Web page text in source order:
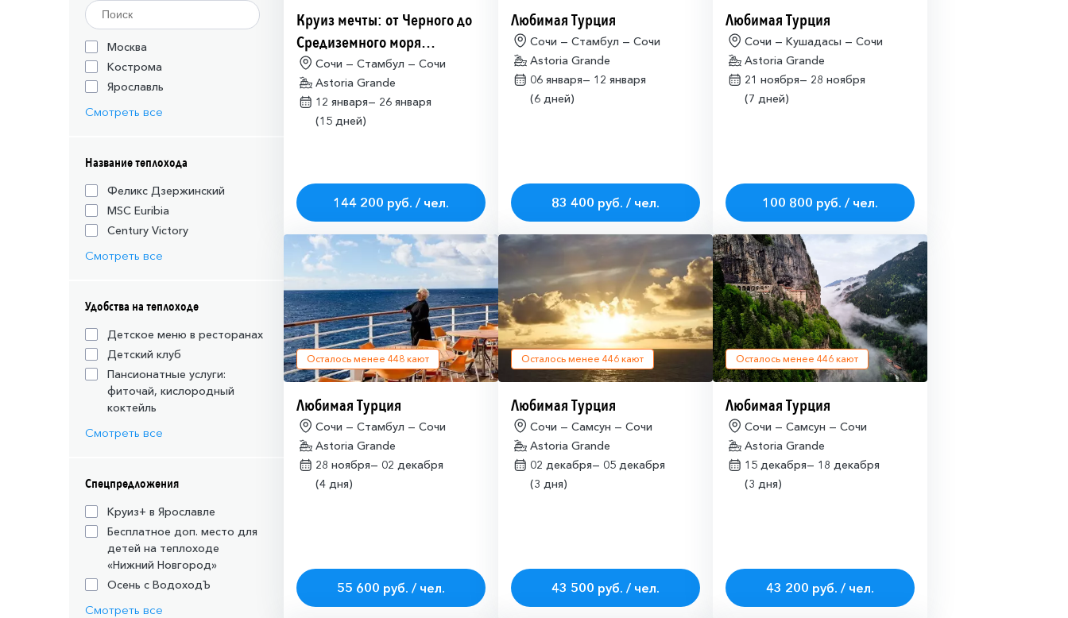
Москва
Кострома
Ярославль
Смотреть все
Название теплохода
Феликс Дзержинский
MSC Euribia
Century Victory
Смотреть все
Удобства на теплоходе
Детское меню в ресторанах
Детский клуб
Пансионатные услуги:
фиточай, кислородный
коктейль
Смотреть все
Спецпредложения
Круиз+ в Ярославле
Бесплатное доп. место для
детей на теплоходе
«Нижний Новгород»
Осень с ВодоходЪ
Смотреть все
Круиз мечты: от Черного до
Средиземного моря
(необходимо оформлять
разрешение на посещение
Израиля (ETA-IL)
Сочи — Стамбул — Сочи
Astoria Grande
12 января— 26 января
(15 дней)
144 200 руб. / чел.
Любимая Турция
Сочи — Стамбул — Сочи
Astoria Grande
06 января— 12 января
(6 дней)
83 400 руб. / чел.
Любимая Турция
Сочи — Кушадасы — Сочи
Astoria Grande
21 ноября— 28 ноября
(7 дней)
100 800 руб. / чел.
Осталось менее 448 кают
Любимая Турция
Сочи — Стамбул — Сочи
Astoria Grande
28 ноября— 02 декабря
(4 дня)
55 600 руб. / чел.
Осталось менее 446 кают
Любимая Турция
Сочи — Самсун — Сочи
Astoria Grande
02 декабря— 05 декабря
(3 дня)
43 500 руб. / чел.
Осталось менее 446 кают
Любимая Турция
Сочи — Самсун — Сочи
Astoria Grande
15 декабря— 18 декабря
(3 дня)
43 200 руб. / чел.